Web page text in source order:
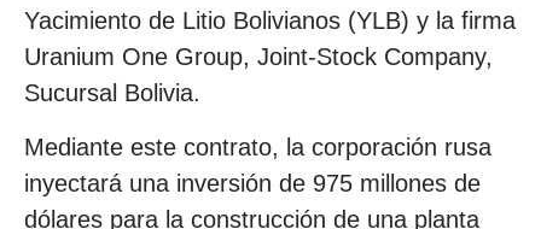
Yacimiento de Litio Bolivianos (YLB) y la firma
Uranium One Group, Joint-Stock Company,
Sucursal Bolivia.
Mediante este contrato, la corporación rusa
inyectará una inversión de 975 millones de
dólares para la construcción de una planta